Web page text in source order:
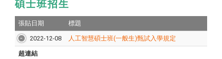
碩士班招生
張貼日期 標題
2022-12-08 人工智慧碩士班(一般生)甄試入學規定
超連結